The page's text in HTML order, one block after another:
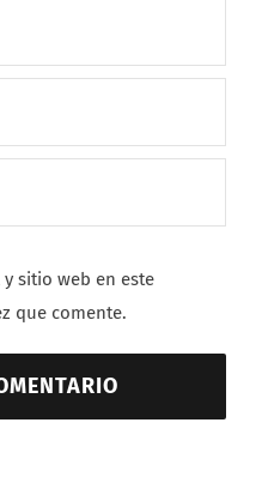
sitio web en este
que comente.